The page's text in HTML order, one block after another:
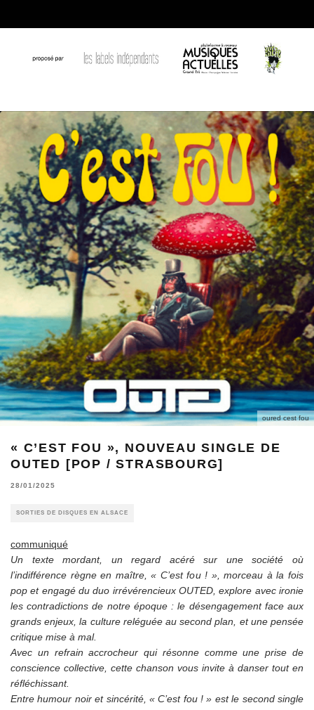
oured cest fou
« C’EST FOU », NOUVEAU SINGLE DE
OUTED [POP / STRASBOURG]
28/01/2025
SORTIES DE DISQUES EN ALSACE
communiqué
Un texte mordant, un regard acéré sur une société où
l’indifférence règne en maître, « C’est fou ! », morceau à la fois
pop et engagé du duo irrévérencieux OUTED, explore avec ironie
les contradictions de notre époque : le désengagement face aux
grands enjeux, la culture reléguée au second plan, et une pensée
critique mise à mal.
Avec un refrain accrocheur qui résonne comme une prise de
conscience collective, cette chanson vous invite à danser tout en
réfléchissant.
Entre humour noir et sincérité, « C’est fou ! » est le second single